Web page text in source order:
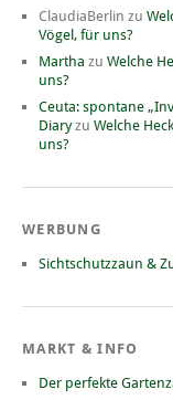
ClaudiaBerlin zu
Vögel, für uns?
Martha zu Welche
uns?
Ceuta: spontane
Diaryzu Welche
uns?
WERBUNG
Sichtschutzzaun &
MARKT & INFO
Der perfekte